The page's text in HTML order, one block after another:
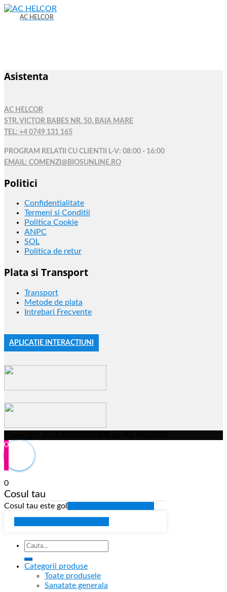
AC HELCOR
Asistenta
AC HELCOR
STR. VICTOR BABES NR. 50, BAIA MARE
TEL: +4 0749 131 165
PROGRAM RELATII CU CLIENTII L-V: 08:00 - 16:00
EMAIL: COMENZI@BIOSUNLINE.RO
Politici
Confidentialitate
Termeni si Conditii
Politica Cookie
ANPC
SOL
Politica de retur
Plata si Transport
Transport
Metode de plata
Intrebari Frecvente
APLICATIE INTERACTIUNI
0
0
Cosul tau
Cosul tau este gol
Categorii produse
Toate produsele
Sanatate generala